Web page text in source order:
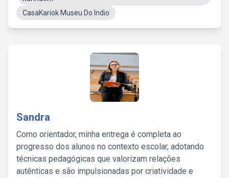
CasaKariok Museu Do Indio
Sandra
Como orientador, minha entrega é completa ao
progresso dos alunos no contexto escolar, adotando
técnicas pedagógicas que valorizam relações
autênticas e são impulsionadas por criatividade e